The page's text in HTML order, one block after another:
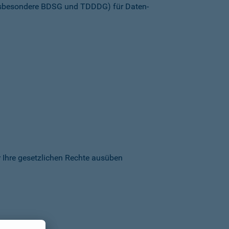
BDSG und TDDDG) für Daten­
gesetzlichen Rechte ausüben